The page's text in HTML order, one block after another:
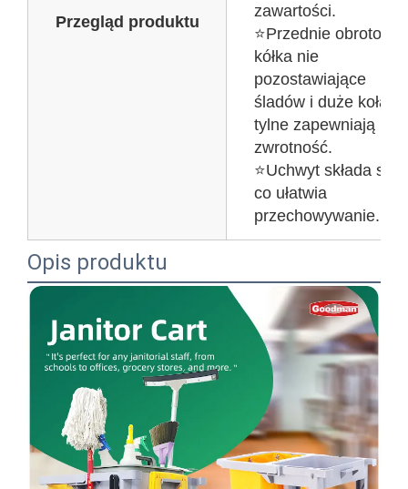
Przegląd produktu
zawartości.
⭐Przednie obrotowe
kółka nie
pozostawiające
śladów i duże koła
tylne zapewniają
zwrotność.
⭐Uchwyt składa się,
co ułatwia
przechowywanie.
Opis produktu